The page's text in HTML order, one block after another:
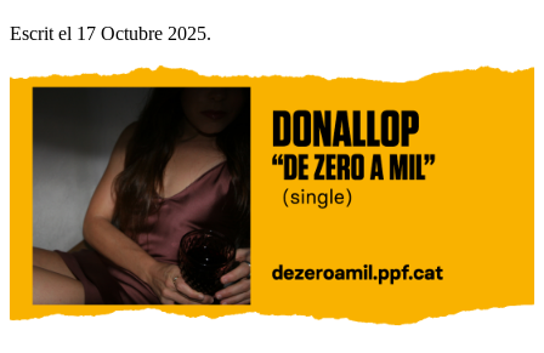
Escrit el 17 Octubre 2025.